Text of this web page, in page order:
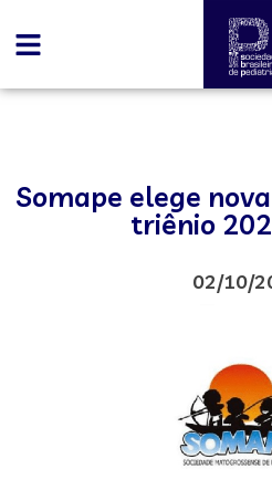
Somape elege
triênio
02/10/